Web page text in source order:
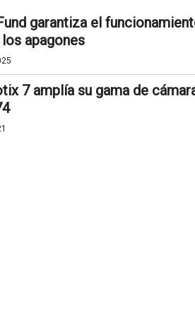
garantiza el
apagones
7 amplía su gama de